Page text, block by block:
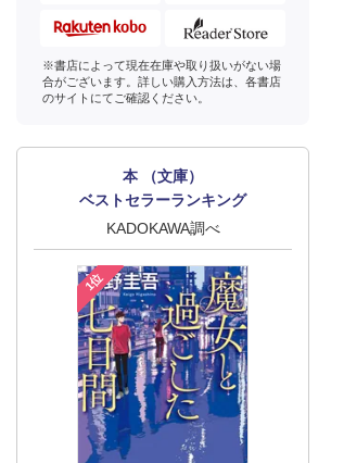
※書店によって現在在庫や取り扱いがない場
合がございます。詳しい購入方法は、各書店
のサイトにてご確認ください。
本 （文庫）
ベストセラーランキング
KADOKAWA調べ
1位